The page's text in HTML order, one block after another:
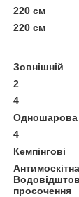
220 см
220 см
Зовнішній
2
4
Одношарова
4
Кемпінгові
просочення